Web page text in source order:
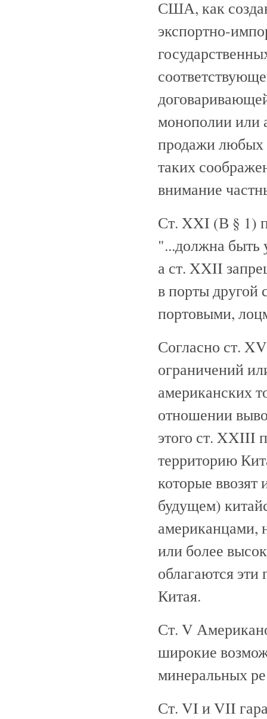
США, как
экспортно-
монополии или
продажи любых
таких
внимание
Ст. XXI (В § 1)
"...должна быть
а ст. XXII
в порты другой
портовыми,
Согласно ст.
ограничений
американских
отношении
этого ст. XXIII
территорию
которые ввозят
будущем)
американцами,
или более
облагаются
Китая.
Ст. V
широкие
минеральных
Ст. VI и VII